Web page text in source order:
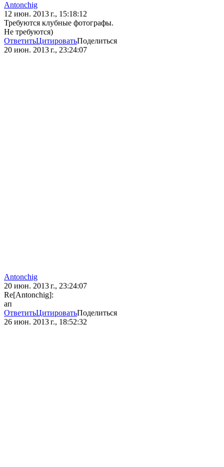
Antonchig
12 июн. 2013 г., 15:18:12
Требуются клубные фотографы.
Не требуются)
ОтветитьЦитироватьПоделиться
20 июн. 2013 г., 23:24:07
Antonchig
20 июн. 2013 г., 23:24:07
Re[Antonchig]:
ап
ОтветитьЦитироватьПоделиться
26 июн. 2013 г., 18:52:32